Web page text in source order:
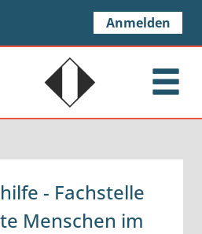
Anmelden
- Fachstelle
Menschen im